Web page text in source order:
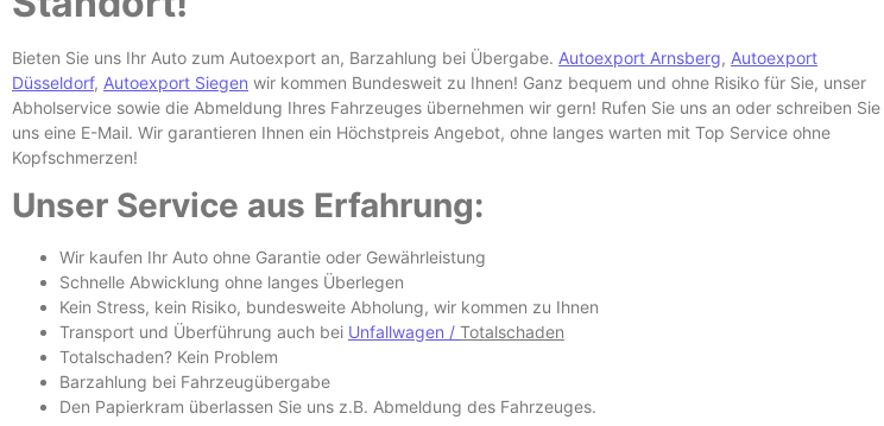
Bieten Sie uns Ihr Auto zum Autoexport an, Barzahlung bei Übergabe. Autoexport Arnsberg, Autoexport
Düsseldorf, Autoexport Siegen wir kommen Bundesweit zu Ihnen! Ganz bequem und ohne Risiko für Sie, unser
Abholservice sowie die Abmeldung Ihres Fahrzeuges übernehmen wir gern! Rufen Sie uns an oder schreiben Sie
uns eine E-Mail. Wir garantieren Ihnen ein Höchstpreis Angebot, ohne langes warten mit Top Service ohne
Kopfschmerzen!
Unser Service aus Erfahrung:
Wir kaufen Ihr Auto ohne Garantie oder Gewährleistung
Schnelle Abwicklung ohne langes Überlegen
Kein Stress, kein Risiko, bundesweite Abholung, wir kommen zu Ihnen
Transport und Überführung auch bei Unfallwagen / Totalschaden
Totalschaden? Kein Problem
Barzahlung bei Fahrzeugübergabe
Den Papierkram überlassen Sie uns z.B. Abmeldung des Fahrzeuges.